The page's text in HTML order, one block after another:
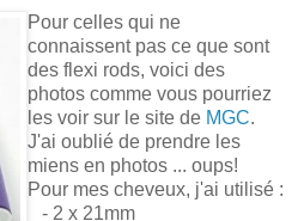
Pour celles qui ne
connaissent pas ce que sont
des flexi rods, voici des
photos comme vous pourriez
les voir sur le site de MGC.
J'ai oublié de prendre les
miens en photos ... oups!
Pour mes cheveux, j'ai utilisé :
- 2 x 21mm